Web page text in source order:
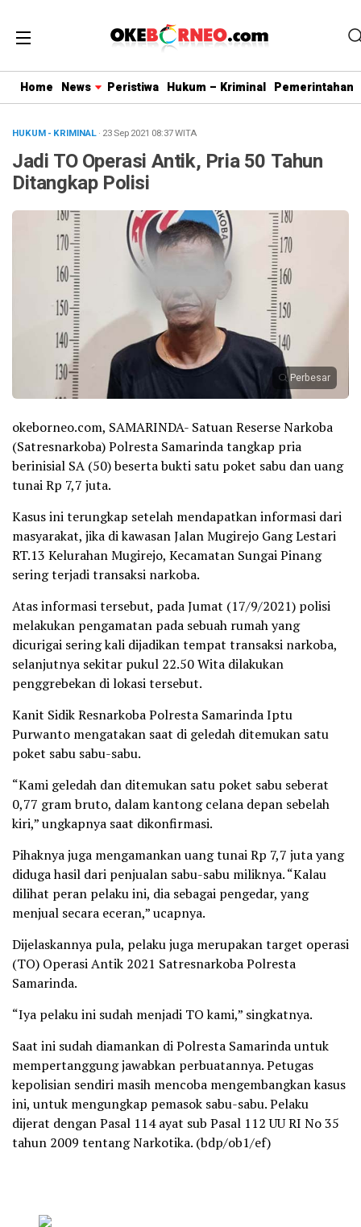
Home News Peristiwa Hukum – Kriminal Pemerintahan
HUKUM - KRIMINAL· 23 Sep 2021 08:37WITA
Jadi TO Operasi Antik, Pria 50 Tahun
Ditangkap Polisi
Perbesar
okeborneo.com, SAMARINDA- Satuan Reserse Narkoba
(Satresnarkoba) Polresta Samarinda tangkap pria
berinisial SA (50) beserta bukti satu poket sabu dan uang
tunai Rp 7,7 juta.
Kasus ini terungkap setelah mendapatkan informasi dari
masyarakat, jika di kawasan Jalan Mugirejo Gang Lestari
RT.13 Kelurahan Mugirejo, Kecamatan Sungai Pinang
sering terjadi transaksi narkoba.
Atas informasi tersebut, pada Jumat (17/9/2021) polisi
melakukan pengamatan pada sebuah rumah yang
dicurigai sering kali dijadikan tempat transaksi narkoba,
selanjutnya sekitar pukul 22.50 Wita dilakukan
penggrebekan di lokasi tersebut.
Kanit Sidik Resnarkoba Polresta Samarinda Iptu
Purwanto mengatakan saat di geledah ditemukan satu
poket sabu sabu-sabu.
“Kami geledah dan ditemukan satu poket sabu seberat
0,77 gram bruto, dalam kantong celana depan sebelah
kiri,” ungkapnya saat dikonfirmasi.
Pihaknya juga mengamankan uang tunai Rp 7,7 juta yang
diduga hasil dari penjualan sabu-sabu miliknya. “Kalau
dilihat peran pelaku ini, dia sebagai pengedar, yang
menjual secara eceran,” ucapnya.
Dijelaskannya pula, pelaku juga merupakan target operasi
(TO) Operasi Antik 2021 Satresnarkoba Polresta
Samarinda.
“Iya pelaku ini sudah menjadi TO kami,” singkatnya.
Saat ini sudah diamankan di Polresta Samarinda untuk
mempertanggung jawabkan perbuatannya. Petugas
kepolisian sendiri masih mencoba mengembangkan kasus
ini, untuk mengungkap pemasok sabu-sabu. Pelaku
dijerat dengan Pasal 114 ayat sub Pasal 112 UU RI No 35
tahun 2009 tentang Narkotika. (bdp/ob1/ef)